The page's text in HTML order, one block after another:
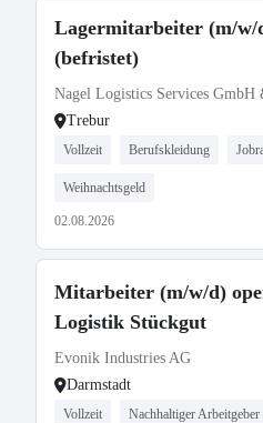
Lagermitarbeiter (m/
(befristet)
Nagel Logistics Services
Trebur
Vollzeit Berufskleidung
Weihnachtsgeld
02.08.2026
Mitarbeiter (m/w/d)
Logistik Stückgut
Evonik Industries AG
Darmstadt
Vollzeit Nachhaltiger Arbeitgeber